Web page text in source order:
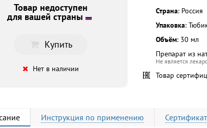
Товар недоступен
для вашей страны
Купить
Нет в наличии
Страна: Россия
Упаковка:
Объём: 30 мл
Препарат из
Не является
Товар
Инструкция по применению